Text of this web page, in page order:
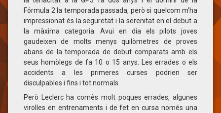
Fórmula 2 la temporada passada, però si quelcom m’ha
impressionat és la seguretat i la serenitat en el debut a
la màxima categoria. Avui en dia els pilots joves
gaudeixen de molts menys quilòmetres de proves
abans de la temporada de debut comparats amb els
seus homòlegs de fa 10 o 15 anys. Les errades o els
accidents a les primeres curses podrien ser
disculpables i fins i tot normals.
Però Leclerc ha comès molt poques errades, algunes
virolles en entrenaments i de fet en cursa només una